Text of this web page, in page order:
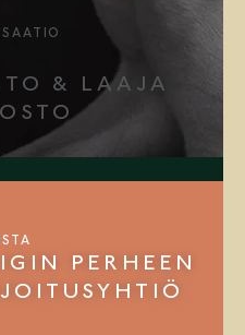
& LAAJA
PERHEEN